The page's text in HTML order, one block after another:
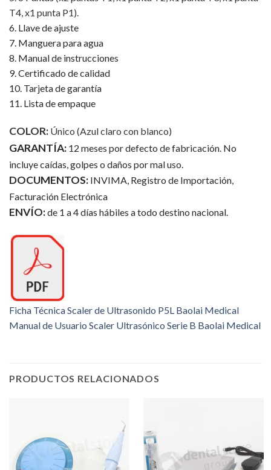
T4, x1 punta P1).
6. Llave de ajuste
7. Manguera para agua
8. Manual de instrucciones
9. Certificado de calidad
10. Tarjeta de garantía
11. Lista de empaque
COLOR: Único (Azul claro con blanco)
GARANTÍA: 12 meses por defecto de fabricación. No
incluye caídas, golpes o daños por mal uso.
DOCUMENTOS: INVIMA, Registro de Importación,
Facturación Electrónica
ENVÍO:de 1 a 4 días hábiles a todo destino nacional.
Ficha Técnica Scaler de Ultrasonido P5L Baolai Medical
Manual de Usuario Scaler Ultrasónico Serie B Baolai Medical
PRODUCTOS RELACIONADOS